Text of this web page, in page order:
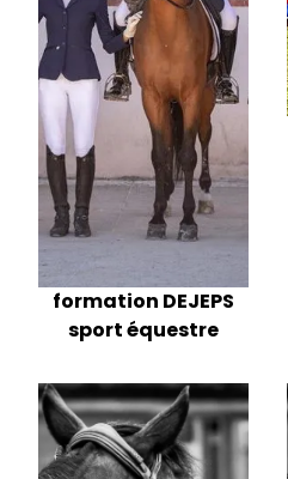
formation DEJEPS
sport équestre